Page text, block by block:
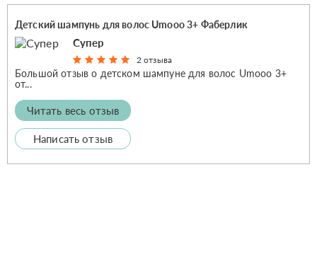
Детский шампунь для волос Umooo 3+ Фаберлик
Супер
2 отзыва
Большой отзыв о детском шампуне для волос Umooo 3+
от...
Читать весь отзыв
Написать отзыв